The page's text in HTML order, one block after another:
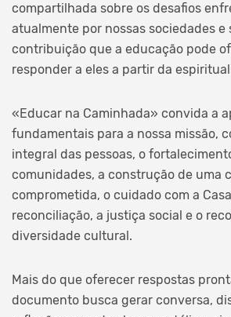
compartilhada sobre os desafios
atualmente por nossas sociedades e
contribuição que a educação pode
responder a eles a partir da
«Educar na Caminhada» convida a
fundamentais para a nossa missão,
integral das pessoas, o
comunidades, a construção de uma
comprometida, o cuidado com a
reconciliação, a justiça social e o
diversidade cultural.
Mais do que oferecer respostas
documento busca gerar conversa,